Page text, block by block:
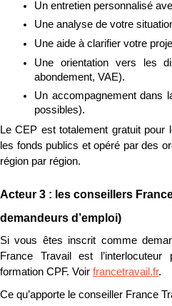
Un entretien personnalisé
Une analyse de votre
Une aide à clarifier votre
Une orientation vers les
abondement, VAE).
Un accompagnement dans
possibles).
Le CEP est totalement gratuit pour
les fonds publics et opéré par des
région par région.
Acteur 3 : les conseillers
demandeurs d’emploi)
Si vous êtes inscrit comme
France Travail est
formation CPF. Voir francetravail.fr.
Ce qu’apporte le conseiller France